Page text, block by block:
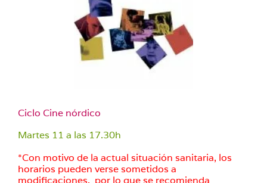
Ciclo Cine nórdico
Martes 11 a las 17.30h
*Con motivo de la actual situación sanitaria, los
horarios pueden verse sometidos a
modificaciones, por lo que se recomienda